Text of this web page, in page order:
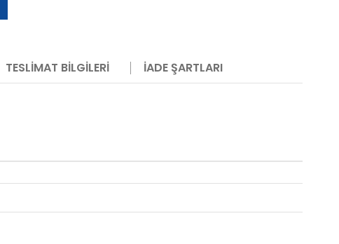
TESLIMAT BILGILERI İADE ŞARTLARI